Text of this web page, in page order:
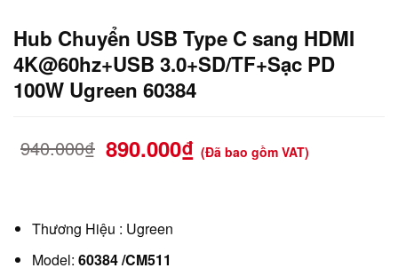
Hub Chuyển USB Type C sang HDMI
4K@60hz+USB 3.0+SD/TF+Sạc PD
100W Ugreen 60384
940.000₫ 890.000₫ (Đã bao gồm VAT)
Thương Hiệu : Ugreen
Model: 60384 /CM511